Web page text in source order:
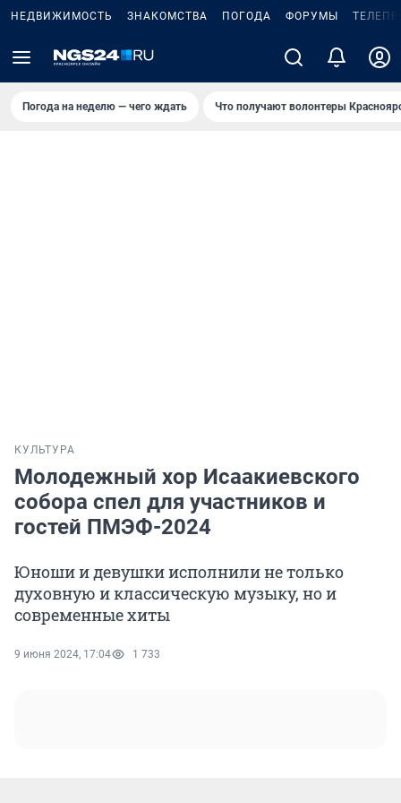
НЕДВИЖИМОСТЬ ЗНАКОМСТВА ПОГОДА ФОРУМЫ
Погода на неделю — чего ждать Что получают волонтеры
КУЛЬТУРА
Молодежный хор Исаакиевского
собора спел для участников и
гостей ПМЭФ-2024
Юноши и девушки исполнили не только
духовную и классическую музыку, но и
современные хиты
9 июня 2024, 17:04 1 733